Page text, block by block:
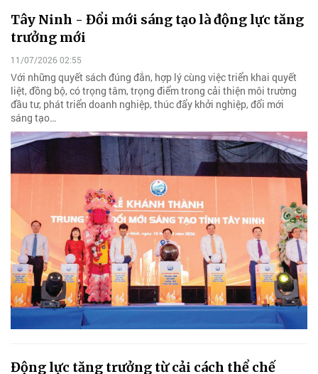
Tây Ninh - Đổi mới sáng tạo là động lực tăng
trưởng mới
11/07/2026 02:55
Với những quyết sách đúng đắn, hợp lý cùng việc triển khai quyết
liệt, đồng bộ, có trọng tâm, trọng điểm trong cải thiện môi trường
đầu tư, phát triển doanh nghiệp, thúc đẩy khởi nghiệp, đổi mới
sáng tạo…
Động lực tăng trưởng từ cải cách thể chế